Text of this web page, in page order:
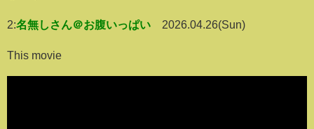
2:名無しさん＠お腹いっぱい 2026.04.26(Sun)
This movie